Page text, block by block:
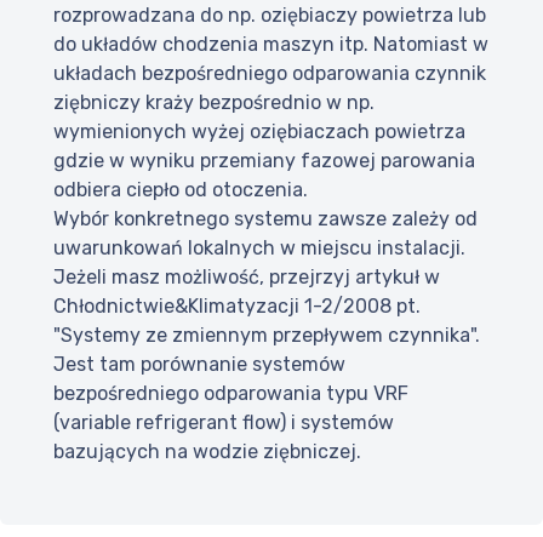
rozprowadzana do np. oziębiaczy powietrza lub
do układów chodzenia maszyn itp. Natomiast w
układach bezpośredniego odparowania czynnik
ziębniczy kraży bezpośrednio w np.
wymienionych wyżej oziębiaczach powietrza
gdzie w wyniku przemiany fazowej parowania
odbiera ciepło od otoczenia.
Wybór konkretnego systemu zawsze zależy od
uwarunkowań lokalnych w miejscu instalacji.
Jeżeli masz możliwość, przejrzyj artykuł w
Chłodnictwie&Klimatyzacji 1-2/2008 pt.
"Systemy ze zmiennym przepływem czynnika".
Jest tam porównanie systemów
bezpośredniego odparowania typu VRF
(variable refrigerant flow) i systemów
bazujących na wodzie ziębniczej.